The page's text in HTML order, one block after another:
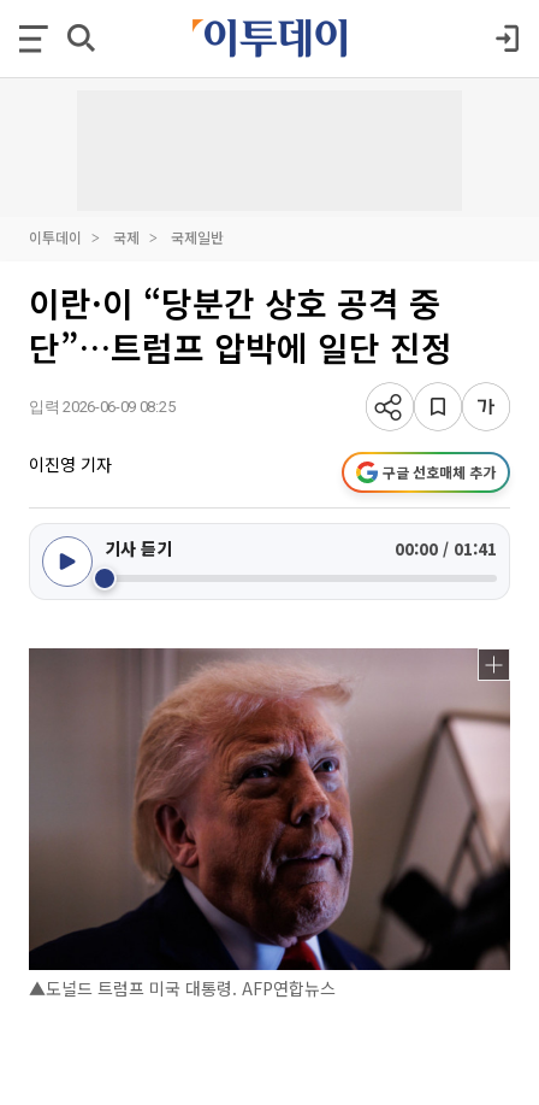
이투데이 국제 국제일반
이란·이 “당분간 상호 공격 중
단”…트럼프 압박에 일단 진정
입력 2026-06-09 08:25
이진영 기자 구글 선호매체 추가
기사 듣기 00:00 / 01:41
▲도널드 트럼프 미국 대통령. AFP연합뉴스